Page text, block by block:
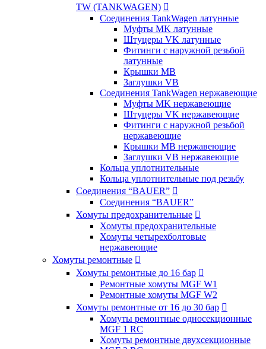
TW (TANKWAGEN) 
Соединения TankWagen латунные
Муфты MK латунные
Штуцеры VK латунные
Фитинги с наружной резьбой
латунные
Крышки MB
Заглушки VB
Соединения TankWagen нержавеющие
Муфты MK нержавеющие
Штуцеры VK нержавеющие
Фитинги с наружной резьбой
нержавеющие
Крышки MB нержавеющие
Заглушки VB нержавеющие
Кольца уплотнительные
Кольца уплотнительные под резьбу
Соединения “BAUER” 
Соединения “BAUER”
Хомуты предохранительные 
Хомуты предохранительные
Хомуты четырехболтовые
нержавеющие
Хомуты ремонтные 
Хомуты ремонтные до 16 бар 
Ремонтные хомуты MGF W1
Ремонтные хомуты MGF W2
Хомуты ремонтные от 16 до 30 бар 
Хомуты ремонтные односекционные
MGF 1 RC
Хомуты ремонтные двухсекционные